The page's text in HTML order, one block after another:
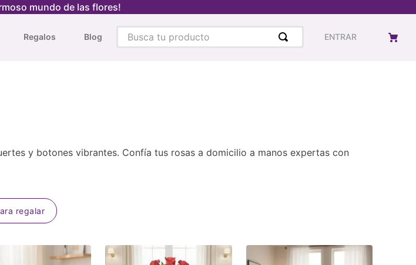
mundo de las flores!
Regalos Blog Busca tu producto
ENTRAR
y botones vibrantes. Confía tus rosas a domicilio a manos expertas con
regalar